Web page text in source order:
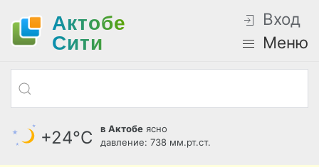
Актобе
Cити
Вход
Меню
+24°С в Актобе ясно
давление: 738 мм.рт.ст.